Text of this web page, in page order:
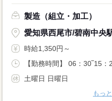
製造（組立・加工）
愛知県西尾市/碧南中央
時給1,350円～
【勤務時間】 06：30‾15
土曜日 日曜日
もっ